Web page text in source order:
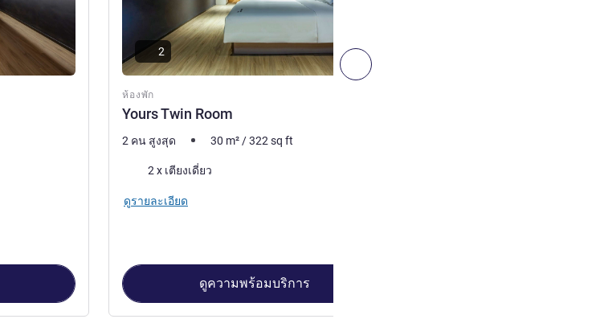
ถัดไป - ห้องพัก
ห้องพัก
Yours Twin Room
2
2 คน สูงสุด 30 m² /322 sq ft
เครื่องนอน
2 x เตียงเดี่ยว
ดูรายละเอียด
ดูความพร้อมบริการ